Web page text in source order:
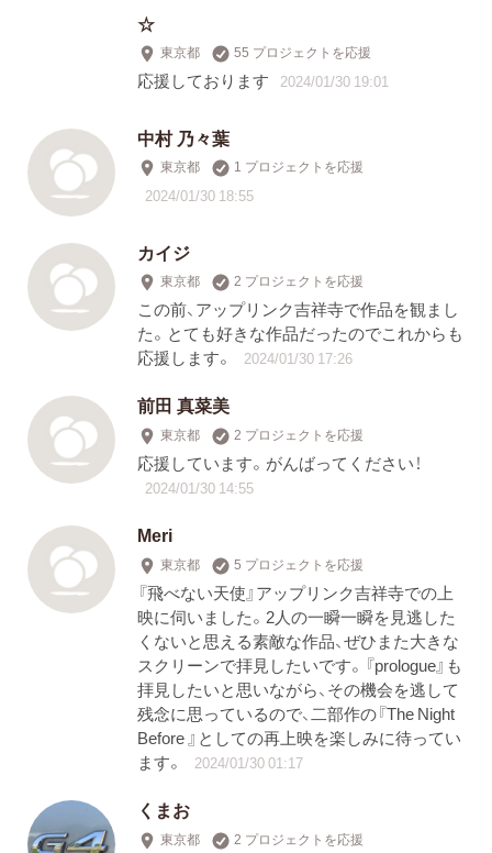
☆
東京都 55 プロジェクトを応援
応援しております 2024/01/30 19:01
中村 乃々葉
東京都 1 プロジェクトを応援
2024/01/30 18:55
カイジ
東京都 2 プロジェクトを応援
この前、アップリンク吉祥寺で作品を観まし
た。とても好きな作品だったのでこれからも
応援します。
2024/01/30 17:26
前田 真菜美
東京都 2 プロジェクトを応援
応援しています。がんばってください！
2024/01/30 14:55
Meri
東京都 5 プロジェクトを応援
『飛べない天使』アップリンク吉祥寺での上
映に伺いました。2人の一瞬一瞬を見逃した
くないと思える素敵な作品、ぜひまた大きな
スクリーンで拝見したいです。『prologue』も
拝見したいと思いながら、その機会を逃して
残念に思っているので、二部作の『The Night
Before 』としての再上映を楽しみに待ってい
ます。
2024/01/30 01:17
くまお
東京都 2 プロジェクトを応援